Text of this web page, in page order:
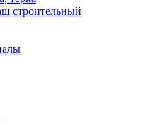
строительный